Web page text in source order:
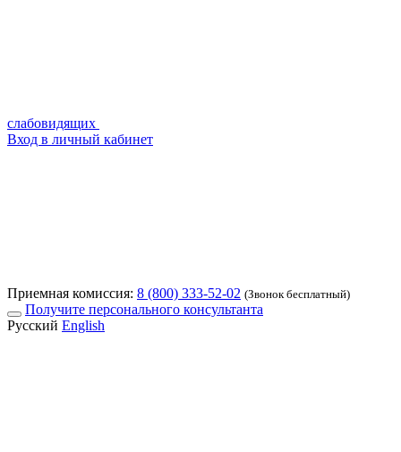
слабовидящих
Вход в личный кабинет
Приемная комиссия: 8 (800) 333-52-02 (Звонок бесплатный)
Получите персонального консультанта
Русский English